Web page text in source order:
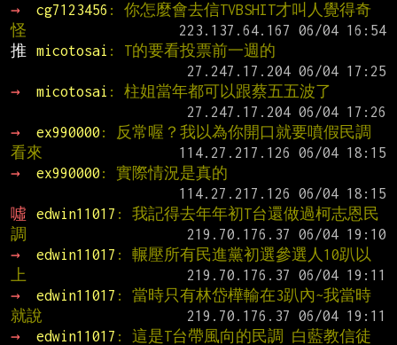
→
cg7123456 : 你怎麼會去信TVBSHIT才叫人覺得奇
怪
推
micotosai : T的要看投票前一週的
→
micotosai : 柱姐當年都可以跟蔡五五波了
→
ex990000 : 反常喔？我以為你開口就要噴假民調
看來
→
ex990000 : 實際情況是真的
噓
edwin11017 : 我記得去年年初T台還做過柯志恩民
調
→
edwin11017 : 輾壓所有民進黨初選參選人10趴以
上
→
edwin11017 : 當時只有林岱樺輸在3趴內~我當時
就說
→
edwin11017 : 這是T台帶風向的民調 白藍教信徒